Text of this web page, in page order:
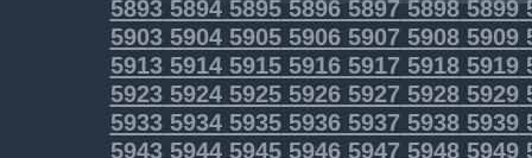
5893589458955896589758985899
5903590459055906590759085909
5913591459155916591759185919
5923592459255926592759285929
5933593459355936593759385939
5943594459455946594759485949